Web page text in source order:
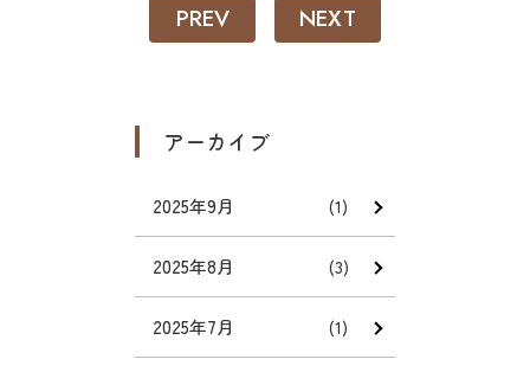
PREV NEXT
アーカイブ
2025年9月 (1)
2025年8月 (3)
2025年7月 (1)